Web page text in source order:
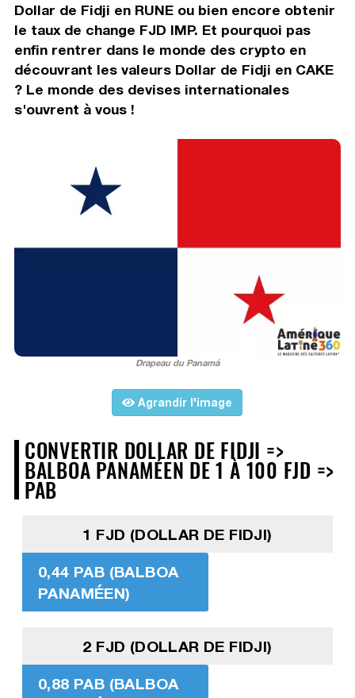
Dollar de Fidji en RUNE ou bien encore obtenir
le taux de change FJD IMP. Et pourquoi pas
enfin rentrer dans le monde des crypto en
découvrant les valeurs Dollar de Fidji en CAKE
? Le monde des devises internationales
s'ouvrent à vous !
Drapeau du Panamá
Agrandir l'image
CONVERTIR DOLLAR DE FIDJI =>
BALBOA PANAMÉEN DE 1 À 100 FJD =>
PAB
1 FJD (DOLLAR DE FIDJI)
0,44 PAB (BALBOA
PANAMÉEN)
2 FJD (DOLLAR DE FIDJI)
0,88 PAB (BALBOA